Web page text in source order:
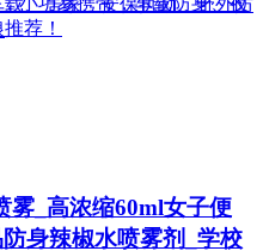
荐！
雾_高浓缩60ml女子便
身辣椒水喷雾剂_学校